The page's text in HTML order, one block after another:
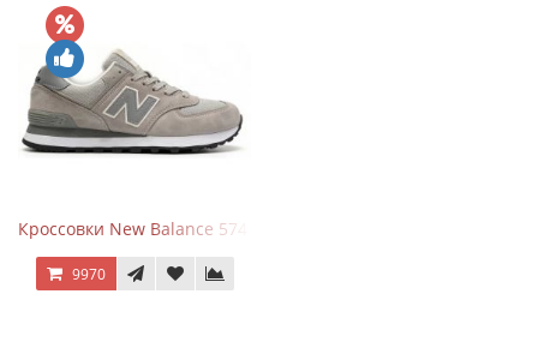
Кроссовки New Balance 574 Silver Summer Fog
9970